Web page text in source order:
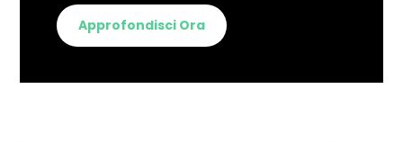
Approfondisci Ora